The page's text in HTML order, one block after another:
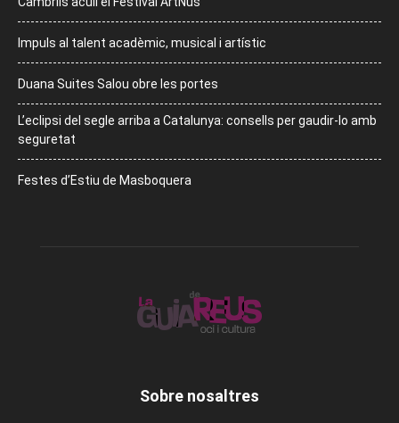
Impuls al talent acadèmic, musical i artístic
Duana Suites Salou obre les portes
L’eclipsi del segle arriba a Catalunya: consells per gaudir-lo amb
seguretat
Festes d’Estiu de Masboquera
Sobre nosaltres